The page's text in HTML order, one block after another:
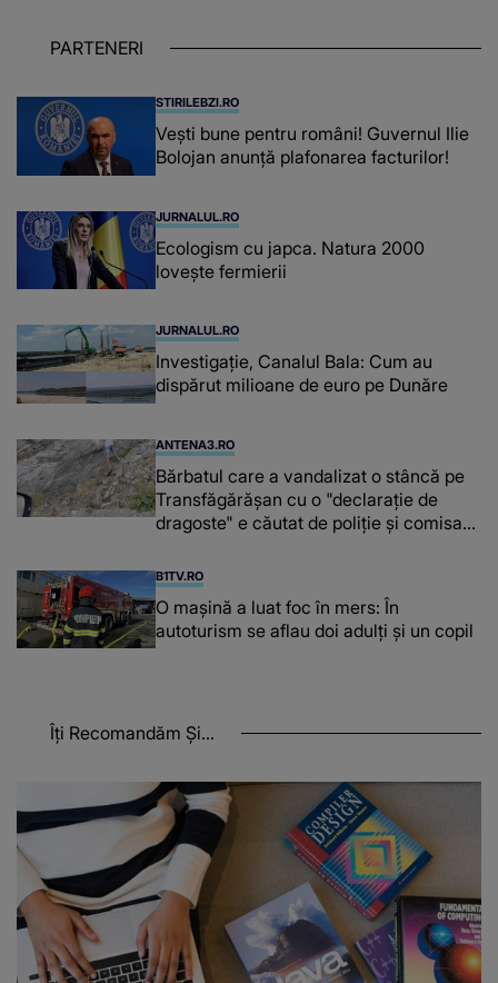
PARTENERI
STIRILEBZI.RO
Vești bune pentru români! Guvernul Ilie
Bolojan anunță plafonarea facturilor!
JURNALUL.RO
Ecologism cu japca. Natura 2000
lovește fermierii
JURNALUL.RO
Investigație, Canalul Bala: Cum au
dispărut milioane de euro pe Dunăre
ANTENA3.RO
Bărbatul care a vandalizat o stâncă pe
Transfăgărășan cu o "declaraţie de
dragoste" e căutat de poliție și comisarii
B1TV.RO
O maşină a luat foc în mers: În
autoturism se aflau doi adulți și un copil
Îți Recomandăm Și...